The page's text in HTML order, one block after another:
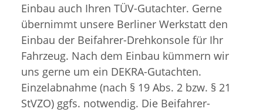
Einbau auch Ihren TÜV-Gutachter. Gerne
übernimmt unsere Berliner Werkstatt den
Einbau der Beifahrer-Drehkonsole für Ihr
Fahrzeug. Nach dem Einbau kümmern wir
uns gerne um ein DEKRA-Gutachten.
Einzelabnahme (nach § 19 Abs. 2 bzw. § 21
StVZO) ggfs. notwendig. Die Beifahrer-